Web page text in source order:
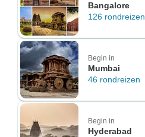
Bangalore
126 rondreizen
Begin in
Mumbai
46 rondreizen
Begin in
Hyderabad